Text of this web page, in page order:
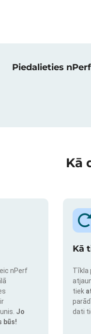
Piedalieties
Kā
nPerf
Jo
būs!
Kā
Tīkla
tiek
dati